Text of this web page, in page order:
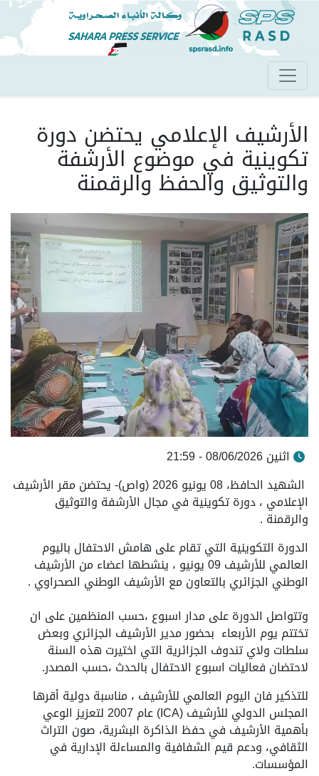
تجاوز
إلى
المحتوى
الرئيسي
الأرشيف الإعلامي يحتضن دورة
تكوينية في موضوع الأرشفة
والتوثيق والحفظ والرقمنة
اثنين 08/06/2026 - 21:59
الشهيد الحافظ، 08 يونيو 2026 (واص)- يحتضن مقر الأرشيف
الإعلامي ، دورة تكوينية في مجال الأرشفة والتوثيق
والرقمنة .
الدورة التكوينية التي تقام على هامش الاحتفال باليوم
العالمي للأرشيف 09 يونيو ، ينشطها اعضاء من الأرشيف
الوطني الجزائري بالتعاون مع الأرشيف الوطني الصحراوي .
وتتواصل الدورة على مدار اسبوع ،حسب المنظمين على ان
تختتم يوم الأربعاء بحضور مدير الأرشيف الجزائري وبعض
سلطات ولاي تندوف الجزائرية التي اختيرت هذه السنة
لاحتضان فعاليات اسبوع الاحتفال بالحدث ،حسب المصدر.
للتذكير فان اليوم العالمي للأرشيف ، مناسبة دولية أقرها
المجلس الدولي للأرشيف (ICA) عام 2007 لتعزيز الوعي
بأهمية الأرشيف في حفظ الذاكرة البشرية، صون التراث
الثقافي، ودعم قيم الشفافية والمساءلة الإدارية في
المؤسسات.